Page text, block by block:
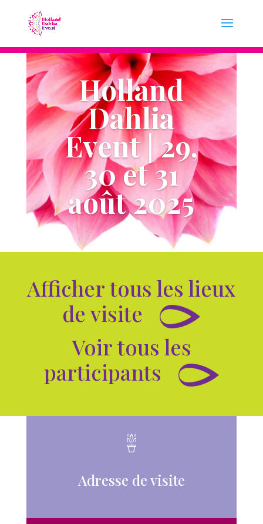
Holland
Dahlia
Event | 29,
30 et 31
août 2025
Afficher tous les lieux
de visite
Voir tous les
participants
Adresse de visite